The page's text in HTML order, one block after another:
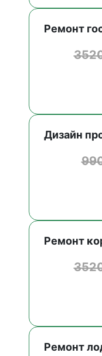
Ремонт
Дизайн
Ремонт
Ремонт